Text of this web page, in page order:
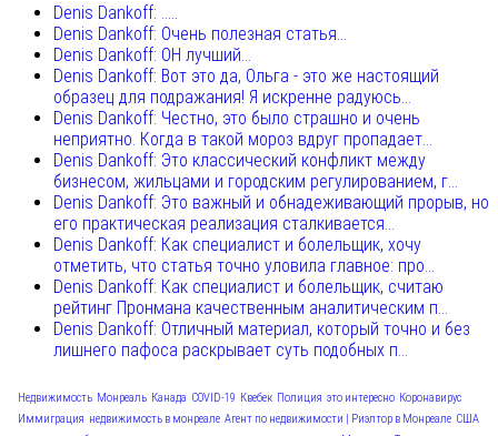
Denis Dankoff: .....
Denis Dankoff: Очень полезная статья...
Denis Dankoff: ОН лучший...
Denis Dankoff: Вот это да, Ольга - это же настоящий
образец для подражания! Я искренне радуюсь...
Denis Dankoff: Честно, это было страшно и очень
неприятно. Когда в такой мороз вдруг пропадает...
Denis Dankoff: Это классический конфликт между
бизнесом, жильцами и городским регулированием, г...
Denis Dankoff: Это важный и обнадеживающий прорыв, но
его практическая реализация сталкивается...
Denis Dankoff: Как специалист и болельщик, хочу
отметить, что статья точно уловила главное: про...
Denis Dankoff: Как специалист и болельщик, считаю
рейтинг Пронмана качественным аналитическим п...
Denis Dankoff: Отличный материал, который точно и без
лишнего пафоса раскрывает суть подобных п...
Недвижимость Монреаль Канада COVID-19 Квебек Полиция это интересно Коронавирус
Иммиграция недвижимость в монреале Агент по недвижимости | Риэлтор в Монреале США